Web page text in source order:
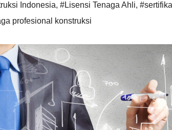
Indonesia, #Lisensi Tenaga Ahli,
profesional konstruksi